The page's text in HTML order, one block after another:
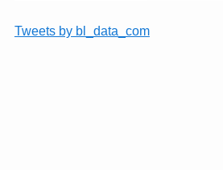
Tweets by bl_data_com